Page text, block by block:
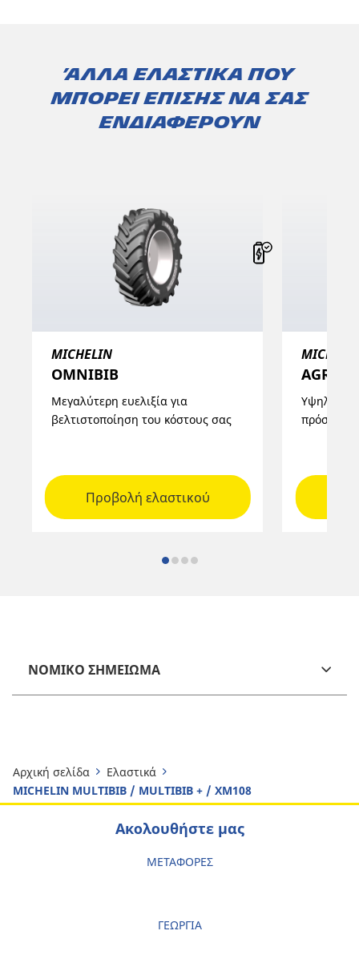
Άλλα ελαστικά που
μπορεί επίσης να σας
ενδιαφέρουν
MICHELIN
OMNIBIB
Μεγαλύτερη ευελιξία για
βελτιστοποίηση του κόστους σας
Προβολή ελαστικού
Υψηλές
πρόσφυση
ΝΟΜΙΚΟ ΣΗΜΕΙΩΜΑ
Αρχική σελίδα
Ελαστικά
MICHELIN MULTIBIB / MULTIBIB + / XM108
Ακολουθήστε μας
ΜΕΤΑΦΟΡΕΣ
ΓΕΩΡΓΙΑ